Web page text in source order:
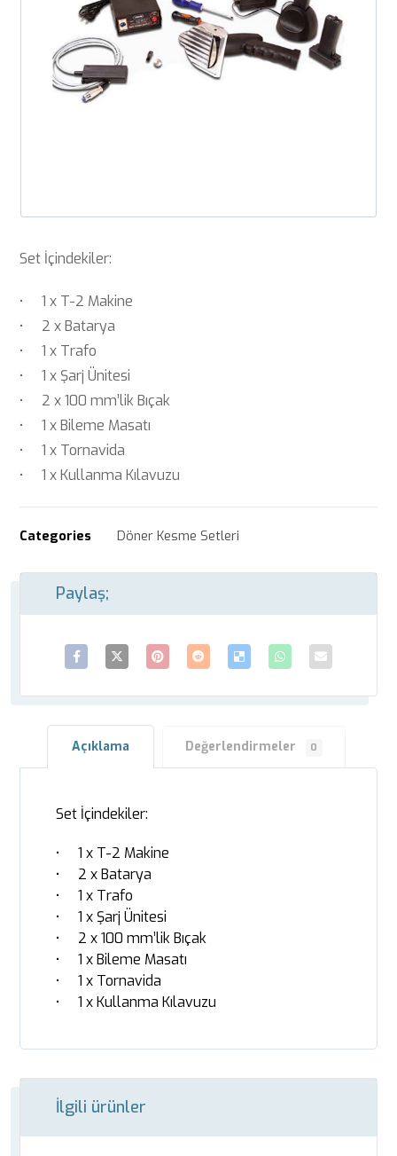
Set İçindekiler:
• 1 x T-2 Makine
• 2 x Batarya
• 1 x Trafo
• 1 x Şarj Ünitesi
• 2 x 100 mm’lik Bıçak
• 1 x Bileme Masatı
• 1 x Tornavida
• 1 x Kullanma Kılavuzu
Categories Döner Kesme Setleri
Açıklama Değerlendirmeler 0
Set İçindekiler:
• 1 x T-2 Makine
• 2 x Batarya
• 1 x Trafo
• 1 x Şarj Ünitesi
• 2 x 100 mm’lik Bıçak
• 1 x Bileme Masatı
• 1 x Tornavida
• 1 x Kullanma Kılavuzu
İlgili ürünler